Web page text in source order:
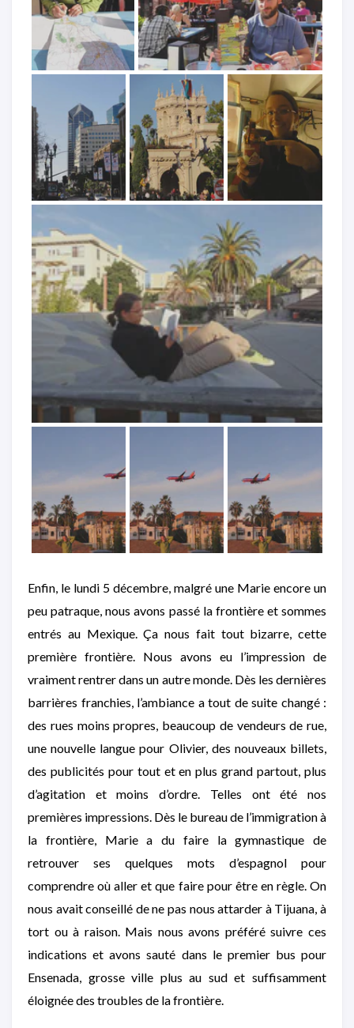
Enfin, le lundi 5 décembre, malgré une Marie encore un
peu patraque, nous avons passé la frontière et sommes
entrés au Mexique. Ça nous fait tout bizarre, cette
première frontière. Nous avons eu l’impression de
vraiment rentrer dans un autre monde. Dès les dernières
barrières franchies, l’ambiance a tout de suite changé :
des rues moins propres, beaucoup de vendeurs de rue,
une nouvelle langue pour Olivier, des nouveaux billets,
des publicités pour tout et en plus grand partout, plus
d’agitation et moins d’ordre. Telles ont été nos
premières impressions. Dès le bureau de l’immigration à
la frontière, Marie a du faire la gymnastique de
retrouver ses quelques mots d’espagnol pour
comprendre où aller et que faire pour être en règle. On
nous avait conseillé de ne pas nous attarder à Tijuana, à
tort ou à raison. Mais nous avons préféré suivre ces
indications et avons sauté dans le premier bus pour
Ensenada, grosse ville plus au sud et suffisamment
éloignée des troubles de la frontière.